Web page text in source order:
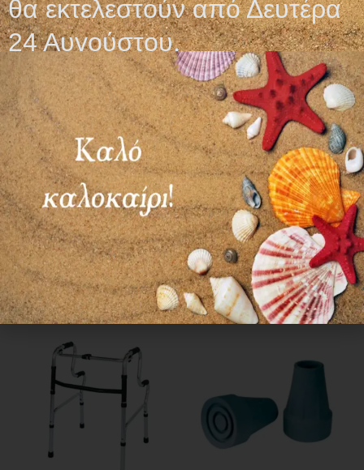
ΠΕΡΙΠΑΤΗΤΗΡΑΣ
ΣΤΑΘΕΡΟΣ
35,00€
Προσθήκη στο καλάθι
ΠΕΡΙΠΑΤΗΤΗΡΑΣ
ΠΤΥΣΣΟΜΕΝΟΣ
43,00€
Προσθήκη στο καλάθι
θα εκτελεστούν από Δευτέρα
24 Αυγούστου.